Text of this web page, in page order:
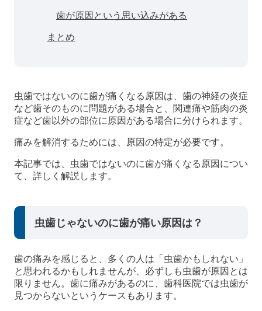
歯が原因という思い込みがある
まとめ
虫歯ではないのに歯が痛くなる原因は、歯の神経の炎症
など歯そのものに問題がある場合と、関連痛や筋肉の炎
症など歯以外の部位に原因がある場合に分けられます。
痛みを解消するためには、原因の特定が必要です。
本記事では、虫歯ではないのに歯が痛くなる原因につい
て、詳しく解説します。
虫歯じゃないのに歯が痛い原因は？
歯の痛みを感じると、多くの人は「虫歯かもしれない」
と思われるかもしれませんが、必ずしも虫歯が原因とは
限りません。歯に痛みがあるのに、歯科医院では虫歯が
見つからないというケースもあります。